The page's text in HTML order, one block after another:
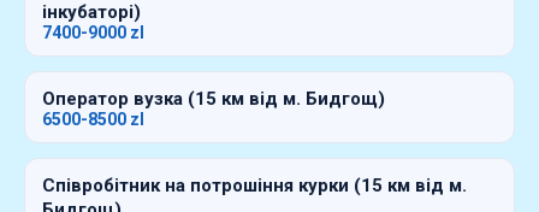
інкубаторі)
7400-9000 zl
Оператор вузка (15 км від м. Бидгощ)
6500-8500 zl
Співробітник на потрошіння курки (15 км від м.